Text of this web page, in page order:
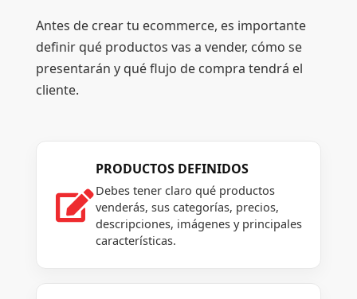
Antes de crear tu ecommerce, es importante
definir qué productos vas a vender, cómo se
presentarán y qué flujo de compra tendrá el
cliente.

PRODUCTOS DEFINIDOS
Debes tener claro qué productos
venderás, sus categorías, precios,
descripciones, imágenes y principales
características.